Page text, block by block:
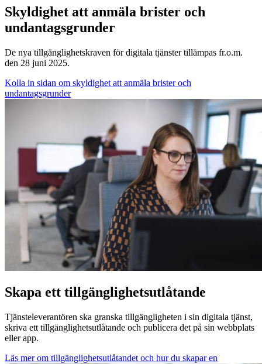
Skyldighet att anmäla brister och
undantagsgrunder
De nya tillgänglighetskraven för digitala tjänster tillämpas fr.o.m.
den 28 juni 2025.
Kolla in sidan om skyldighet att anmäla brister och
undantagsgrunder
Skapa ett tillgänglighets­utlåtande
Tjänsteleverantören ska granska tillgängligheten i sin digitala tjänst,
skriva ett tillgänglighetsutlåtande och publicera det på sin webbplats
eller app.
Läs mer om tillgänglighetsutlåtandet och hur du skapar en